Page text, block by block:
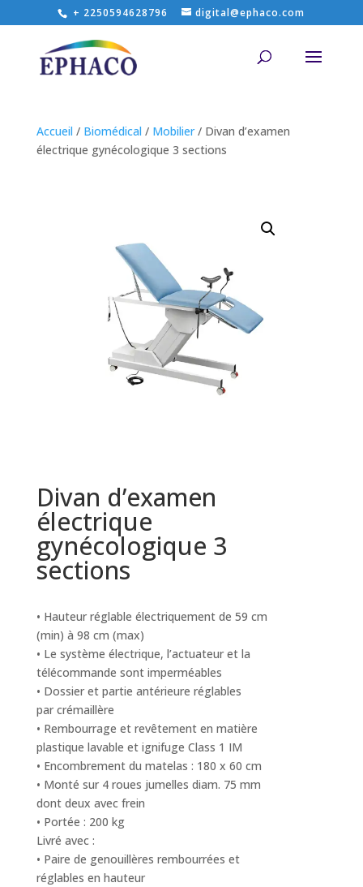
+ 2250594628796 digital@ephaco.com
Accueil / Biomédical / Mobilier/ Divan d’examen
électrique gynécologique 3 sections
Divan d’examen
électrique
gynécologique 3
sections
• Hauteur réglable électriquement de 59 cm
(min) à 98 cm (max)
• Le système électrique, l’actuateur et la
télécommande sont imperméables
• Dossier et partie antérieure réglables
par crémaillère
• Rembourrage et revêtement en matière
plastique lavable et ignifuge Class 1 IM
• Encombrement du matelas : 180 x 60 cm
• Monté sur 4 roues jumelles diam. 75 mm
dont deux avec frein
• Portée : 200 kg
Livré avec :
• Paire de genouillères rembourrées et
réglables en hauteur